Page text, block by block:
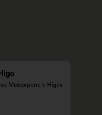
Mascarpone e Higos